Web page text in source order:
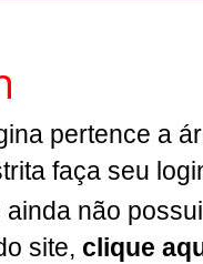
pertence a
faça seu
ainda não
site, clique